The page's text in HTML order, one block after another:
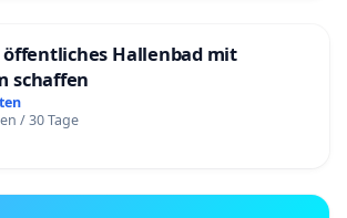
öffentliches Hallenbad mit
schaffen
/ 30 Tage